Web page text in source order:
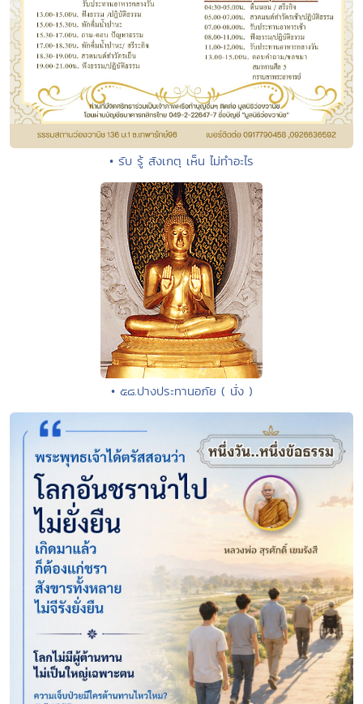
• รับ รู้ สังเกตุ เห็น ไม่ทำอะไร
• ๕๘.ปางประทานอภัย ( นั่ง )